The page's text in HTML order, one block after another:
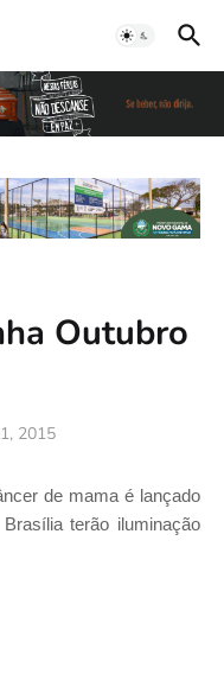
Outubro
2015
de mama é lançado
terão iluminação